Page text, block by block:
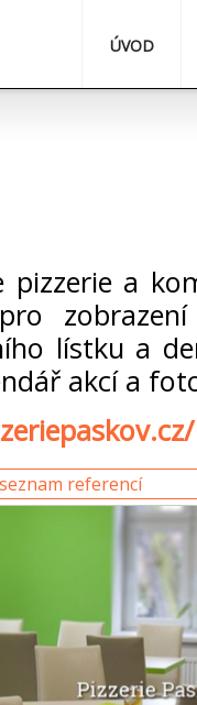
pizzerie a
lístku a
akcí a
referencí
ÚVOD